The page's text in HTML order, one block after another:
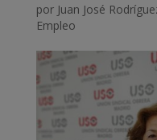
por Juan José
Empleo